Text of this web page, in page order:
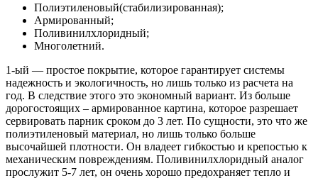
Полиэтиленовый(стабилизированная);
Армированный;
Поливинилхлоридный;
Многолетний.
1-ый — простое покрытие, которое гарантирует системы
надежность и экологичность, но лишь только из расчета на
год. В следствие этого это экономный вариант. Из больше
дорогостоящих – армированное картина, которое разрешает
сервировать парник сроком до 3 лет. По сущности, это что же
полиэтиленовый материал, но лишь только больше
высочайшей плотности. Он владеет гибкостью и крепостью к
механическим повреждениям. Поливинилхлоридный аналог
прослужит 5-7 лет, он очень хорошо предохраняет тепло и